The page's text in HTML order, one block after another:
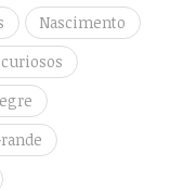
Nascimento